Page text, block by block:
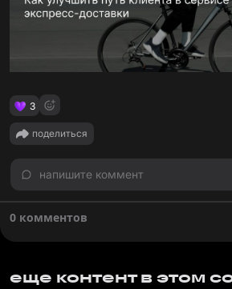
3
поделиться
напишите коммент
0 комментов
еще контент в этом